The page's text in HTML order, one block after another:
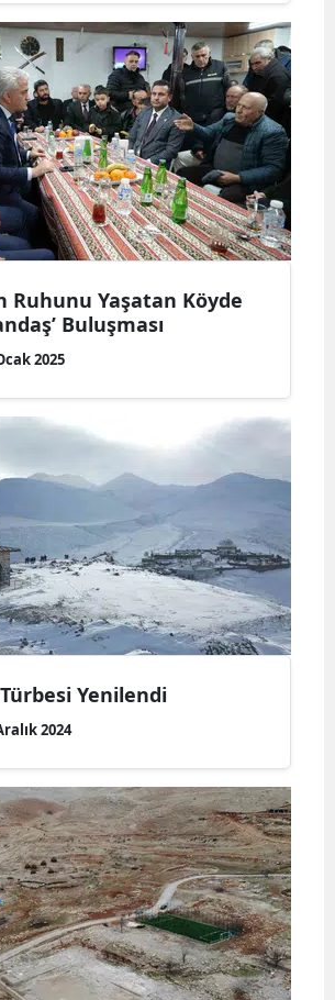
Samsun
Siirt
Sinop
Sivas
Tekirdağ
Tokat
Trabzon
Şanlıurfa
Uşak
Van
Yozgat
Zonguldak
Aksaray
Batman
Şırnak
Bartın
Ardahan
Iğdır
Ruhunu Yaşatan Köyde
Buluşması
2025
Yenilendi
2024